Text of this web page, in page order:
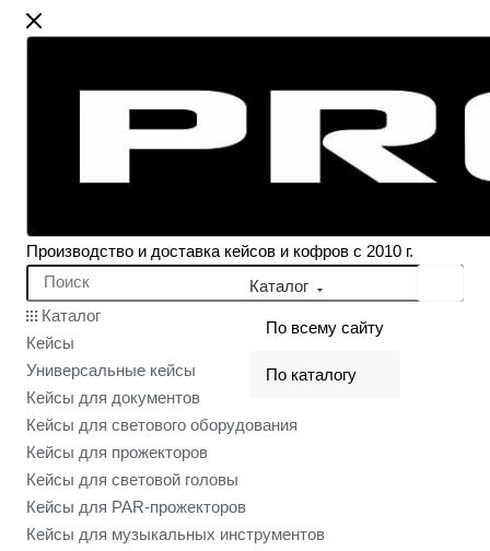
Производство и доставка кейсов и кофров с 2010 г.
Каталог
По всему сайту
По каталогу
Каталог
Кейсы
Универсальные кейсы
Кейсы для документов
Кейсы для светового оборудования
Кейсы для прожекторов
Кейсы для световой головы
Кейсы для PAR-прожекторов
Кейсы для музыкальных инструментов